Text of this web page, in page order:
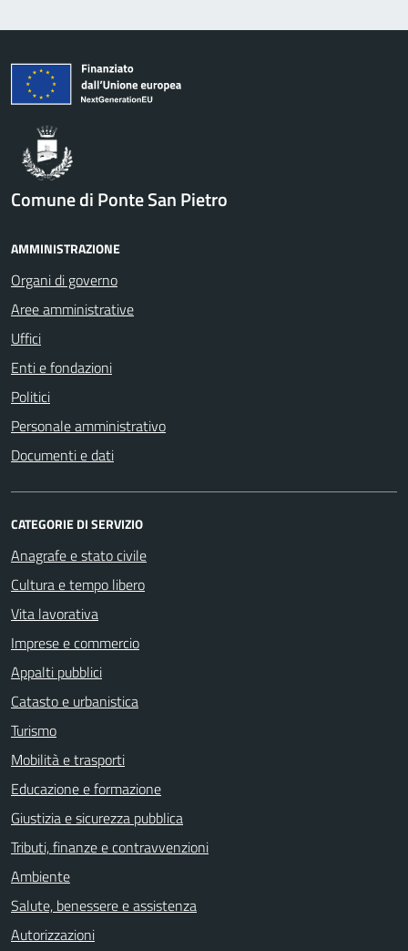
Comune di Ponte San Pietro
AMMINISTRAZIONE
Organi di governo
Aree amministrative
Uffici
Enti e fondazioni
Politici
Personale amministrativo
Documenti e dati
CATEGORIE DI SERVIZIO
Anagrafe e stato civile
Cultura e tempo libero
Vita lavorativa
Imprese e commercio
Appalti pubblici
Catasto e urbanistica
Turismo
Mobilità e trasporti
Educazione e formazione
Giustizia e sicurezza pubblica
Tributi, finanze e contravvenzioni
Ambiente
Salute, benessere e assistenza
Autorizzazioni